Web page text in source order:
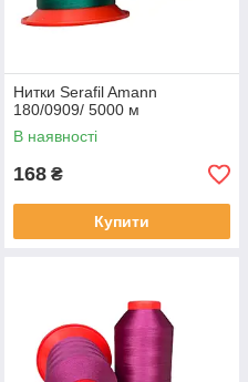
Нитки Serafil Amann
180/0909/ 5000 м
В наявності
168 ₴
Купити